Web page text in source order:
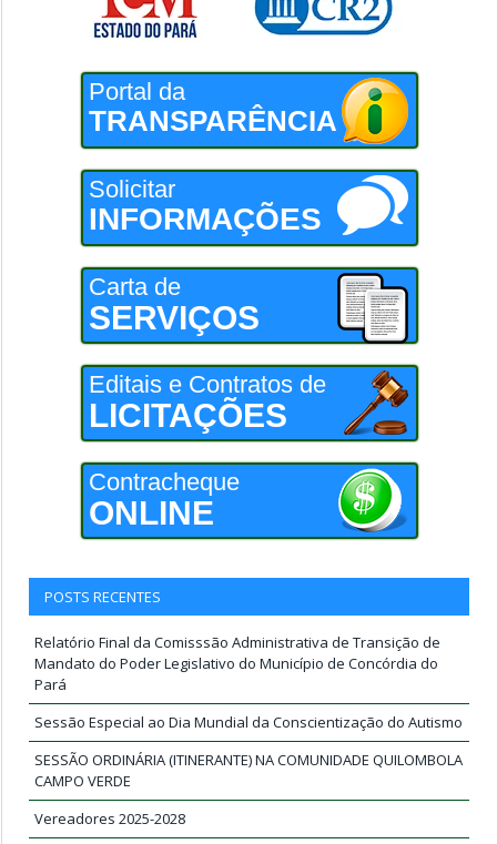
Portal da
TRANSPARÊNCIA
Solicitar
INFORMAÇÕES
Carta de
SERVIÇOS
Editais e Contratos de
LICITAÇÕES
Contracheque
ONLINE
POSTS RECENTES
Relatório Final da Comisssão Administrativa de Transição de
Mandato do Poder Legislativo do Município de Concórdia do
Pará
Sessão Especial ao Dia Mundial da Conscientização do Autismo
SESSÃO ORDINÁRIA (ITINERANTE) NA COMUNIDADE QUILOMBOLA
CAMPO VERDE
Vereadores 2025-2028